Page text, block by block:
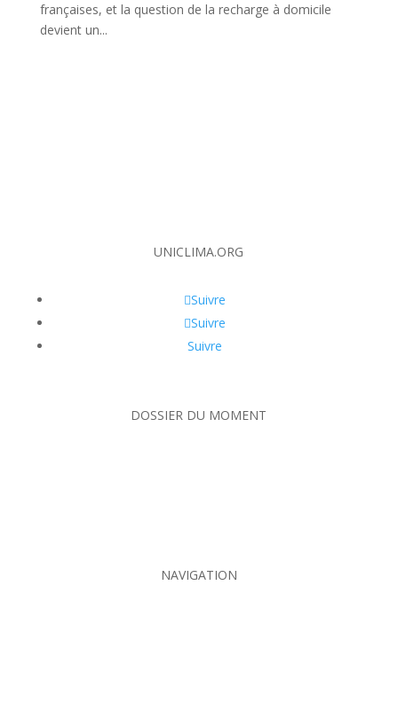
françaises, et la question de la recharge à domicile
devient un...
UNICLIMA.ORG
Suivre
Suivre
Suivre
DOSSIER DU MOMENT
NAVIGATION